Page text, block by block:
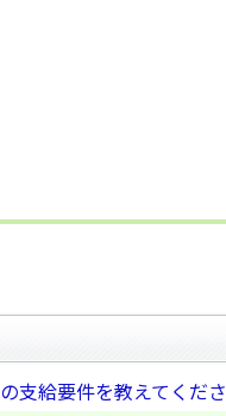
支給要件を教えてくだ